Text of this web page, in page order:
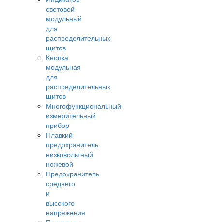
световой
модульный
для
распределительных
щитов
Кнопка
модульная
для
распределительных
щитов
Многофункциональный
измерительный
прибор
Плавкий
предохранитель
низковольтный
ножевой
Предохранитель
среднего
и
высокого
напряжения